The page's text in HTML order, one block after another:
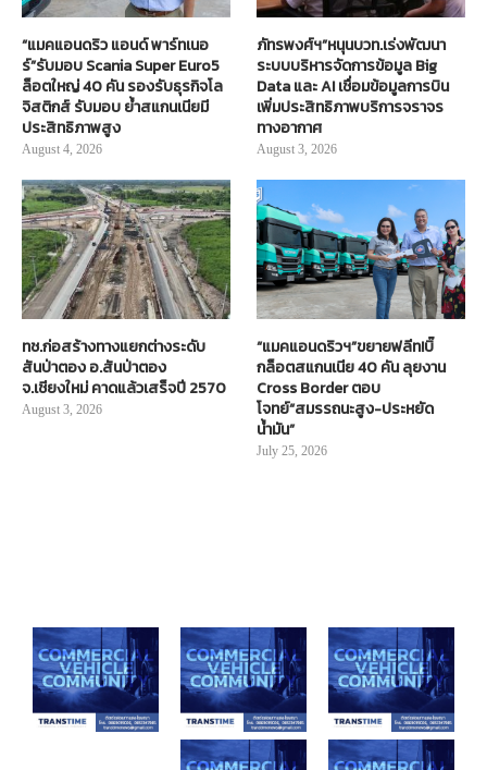
“แมคแอนดริว แอนด์ พาร์ทเนอ
ร์”รับมอบ Scania Super Euro5
ล็อตใหญ่ 40 คัน รองรับธุรกิจโล
จิสติกส์ รับมอบ ย้ำสแกนเนียมี
ประสิทธิภาพสูง
August 4, 2026
ภัทรพงศ์ฯ”หนุนบวท.เร่งพัฒนา
ระบบบริหารจัดการข้อมูล Big
Data และ AI เชื่อมข้อมูลการบิน
เพิ่มประสิทธิภาพบริการจราจร
ทางอากาศ
August 3, 2026
ทช.ก่อสร้างทางแยกต่างระดับ
สันป่าตอง อ.สันป่าตอง
จ.เชียงใหม่ คาดแล้วเสร็จปี 2570
August 3, 2026
“แมคแอนดริวฯ”ขยายฟลีท!บิ๊
กล็อตสแกนเนีย 40 คัน ลุยงาน
Cross Border ตอบ
โจทย์“สมรรถนะสูง-ประหยัด
น้ำมัน”
July 25, 2026